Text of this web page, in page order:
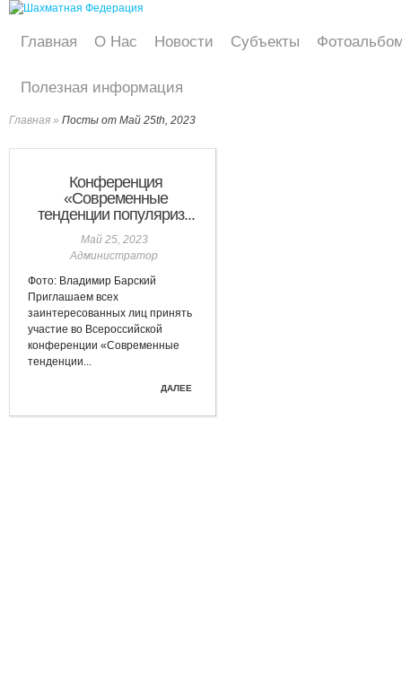
Главная О Нас Новости Субъекты
Полезная информация
Главная » Посты от Май 25th, 2023
Конференция
«Современные
тенденции популяриз...
Май 25, 2023
Администратор
Фото: Владимир Барский
Приглашаем всех
заинтересованных лиц принять
участие во Всероссийской
конференции «Современные
тенденции...
ДАЛЕЕ